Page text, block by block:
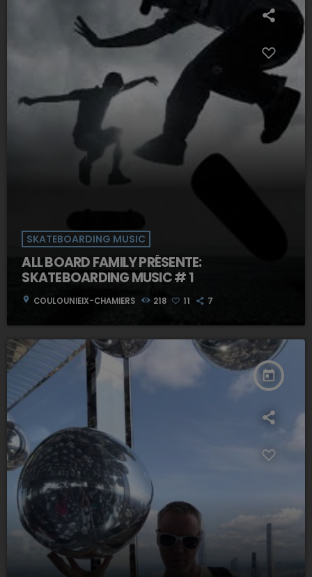
SKATEBOARDING MUSIC
ALL BOARD FAMILY PRÉSENTE:
SKATEBOARDING MUSIC # 1
location_on COULOUNIEIX-CHAMIERS 218 11 7
today